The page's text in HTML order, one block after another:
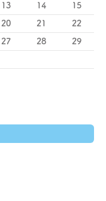
13 14 15
20 21 22
27 28 29